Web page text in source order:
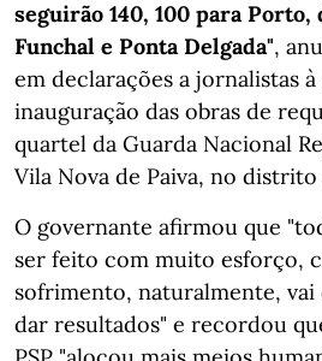
seguirão 140, 100 para Porto,
Funchal e Ponta Delgada",
em declarações a jornalistas
inauguração das obras de
quartel da Guarda Nacional
Vila Nova de Paiva, no distrito
O governante afirmou que
ser feito com muito esforço,
sofrimento, naturalmente, vai
dar resultados" e recordou